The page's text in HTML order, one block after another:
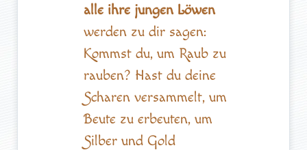
alle ihre jungen Löwen
werden zu dir sagen:
Kommst du, um Raub zu
rauben? Hast du deine
Scharen versammelt, um
Beute zu erbeuten, um
Silber und Gold